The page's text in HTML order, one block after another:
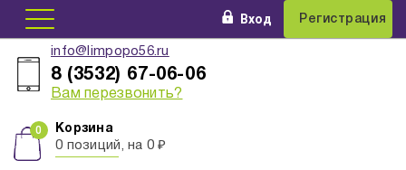
Вход Регистрация
info@limpopo56.ru
8 (3532) 67-06-06
Вам перезвонить?
Корзина
0 позиций, на 0 ₽